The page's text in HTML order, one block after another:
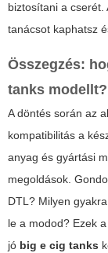
biztosítani a cserét.
tanácsot kaphatsz
Összegzés:
tanks modellt?
A döntés során az
kompatibilitás a
anyag és gyártási
megoldások.
DTL? Milyen
le a modod? Ezek
jó big e cig tanks